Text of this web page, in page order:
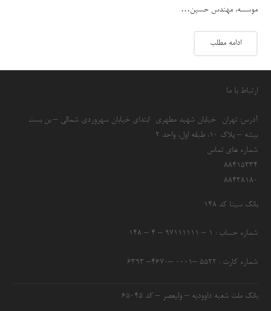
موسسه، مهندس حسین…
ادامه مطلب
ارتباط با ما
آدرس: تهران- خیابان شهید مطهری- ابتدای خیابان سهروردی شمالی – بن بست
بیشه – پلاک 10، طبقه اول، واحد 2
شماره های تماس
۸۸۴۱۵۳۳۴
۸۸۴۳۸۱۸۰
بانک سینا کد ۱۴۸
شماره حساب : ۱ – ۹۷۱۱۱۱۱۱ – ۴ – ۱۴۸
شماره کارت : ۵۵۲۲ –۰۰۰۱ –۴۶۷۰– ۶۳۹۳
بانک ملت شعبه داوودیه – ولیعصر – کد ۶۵۰۴۵